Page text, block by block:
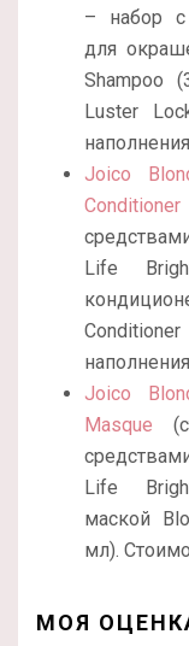
– набор
для
Shampoo
Luster
Joico
Conditioner
Life
Joico
Masque
Life
маской
мл).
МОЯ